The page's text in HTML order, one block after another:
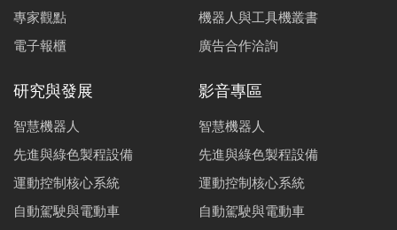
專家觀點
電子報櫃
機器人與工具機叢書
廣告合作洽詢
研究與發展
智慧機器人
先進與綠色製程設備
運動控制核心系統
自動駕駛與電動車
影音專區
智慧機器人
先進與綠色製程設備
運動控制核心系統
自動駕駛與電動車